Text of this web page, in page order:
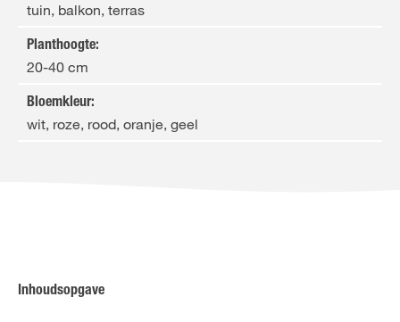
tuin, balkon, terras
Planthoogte:
20-40 cm
Bloemkleur:
wit, roze, rood, oranje, geel
Inhoudsopgave